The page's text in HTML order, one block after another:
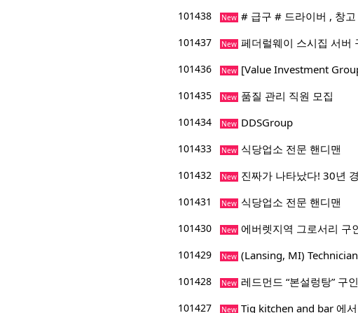
101438 New # 급구 # 드라이버 , 창
101437
New 페더럴웨이 스시집 서버
101436
New [Value Investment
101435
New 품질 관리 직원 모집
101434
New DDSGroup
101433
New 식당업소 전문 핸디맨
101432
New 진짜가 나타났다! 30년
101431
New 식당업소 전문 핸디맨
101430
New 에버렛지역 그로서리 구
101429
New (Lansing, MI)
101428
New 레드먼드 “본설렁탕” 구인
101427
New Tig kitchen and bar 에